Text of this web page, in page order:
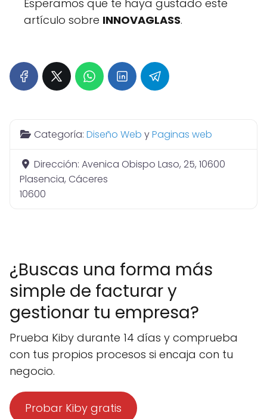
Esperamos que te haya gustado este
artículo sobre INNOVAGLASS.
Categoría: Diseño Web yPaginas web
Dirección: Avenica Obispo Laso, 25, 10600
Plasencia, Cáceres
10600
¿Buscas una forma más
simple de facturar y
gestionar tu empresa?
Prueba Kiby durante 14 días y comprueba
con tus propios procesos si encaja con tu
negocio.
Probar Kiby gratis